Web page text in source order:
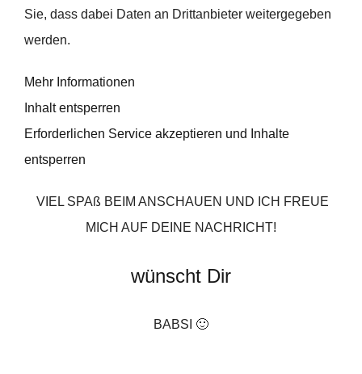
Sie, dass dabei Daten an Drittanbieter weitergegeben
werden.
Mehr Informationen
Inhalt entsperren
Erforderlichen Service akzeptieren und Inhalte
entsperren
VIEL SPAß BEIM ANSCHAUEN UND ICH FREUE
MICH AUF DEINE NACHRICHT!
wünscht Dir
BABSI 🙂